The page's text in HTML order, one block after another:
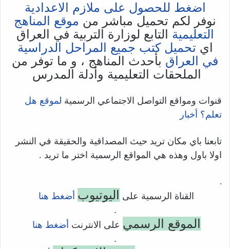
اضغط للحصول على ملازم الاعدادية
نوفر لكم تحميل مباشر من موقع المناهج
التعليمية التابع لوزارة التربية في العراق
اي تحميل كتب جميع المراحل الدراسية
في العراق بأحدث المناهج ، و ما توفر من
الملحقات التعليمية وأدلة المدرس
قنوات ومواقع التواصل الاجتماعي الرسمية لموقع هل
تعلم؟ أخبار
تابعنا باي مكان تريد حيث المصداقية والحقيقة في النشر
اولا باول وهذه هي المواقع الرسمية اختر ما تريد .
.
القناة الرسمية على اليوتيوب أضغط هنا
.
الموقع الرسمي على الانترنت أضغط هنا
.